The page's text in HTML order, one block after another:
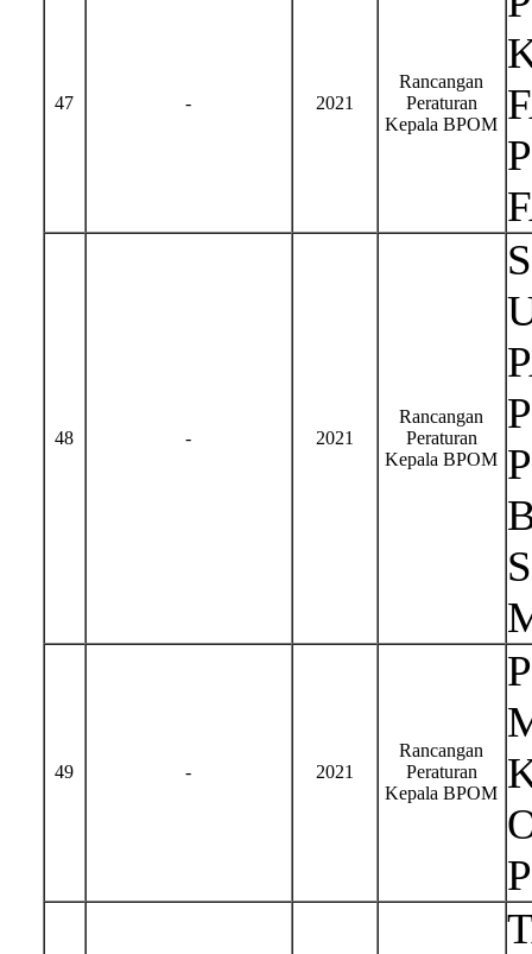
47 - 2021
Rancangan
Peraturan
Kepala BPOM
48 - 2021
Rancangan
Peraturan
Kepala BPOM
49 - 2021
Rancangan
Peraturan
Kepala BPOM